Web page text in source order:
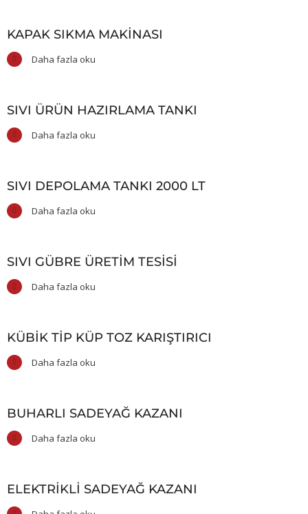
KAPAK SIKMA MAKINASI
Daha fazla oku
SIVI ÜRÜN HAZIRLAMA TANKI
Daha fazla oku
SIVI DEPOLAMA TANKI 2000 LT
Daha fazla oku
SIVI GÜBRE ÜRETIM TESISI
Daha fazla oku
KÜBIK TIP KÜP TOZ KARIŞTIRICI
Daha fazla oku
BUHARLI SADEYAĞ KAZANI
Daha fazla oku
ELEKTRIKLI SADEYAĞ KAZANI